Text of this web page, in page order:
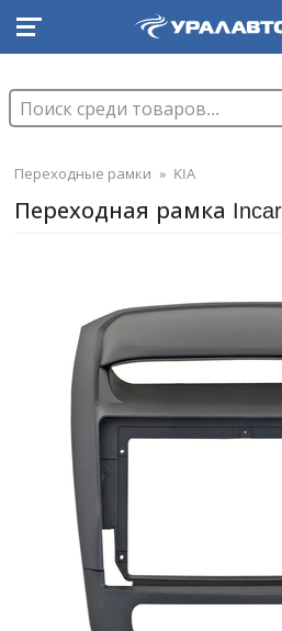
Переходные рамки » KIA
Переходная рамка